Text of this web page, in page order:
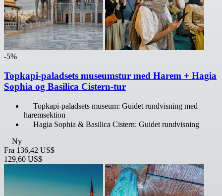
-5%
Topkapi-paladsets museumstur med Harem + Hagia
Sophia og Basilica Cistern-tur
Topkapi-paladsets museum: Guidet rundvisning med
haremsektion
Hagia Sophia & Basilica Cistern: Guidet rundvisning
Ny
Fra 136,42 US$
129,60 US$